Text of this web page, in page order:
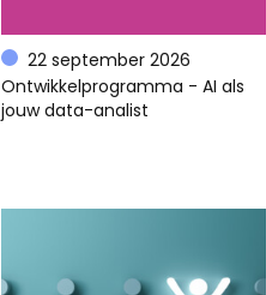
22 september 2026
Ontwikkelprogramma - AI als
jouw data-analist